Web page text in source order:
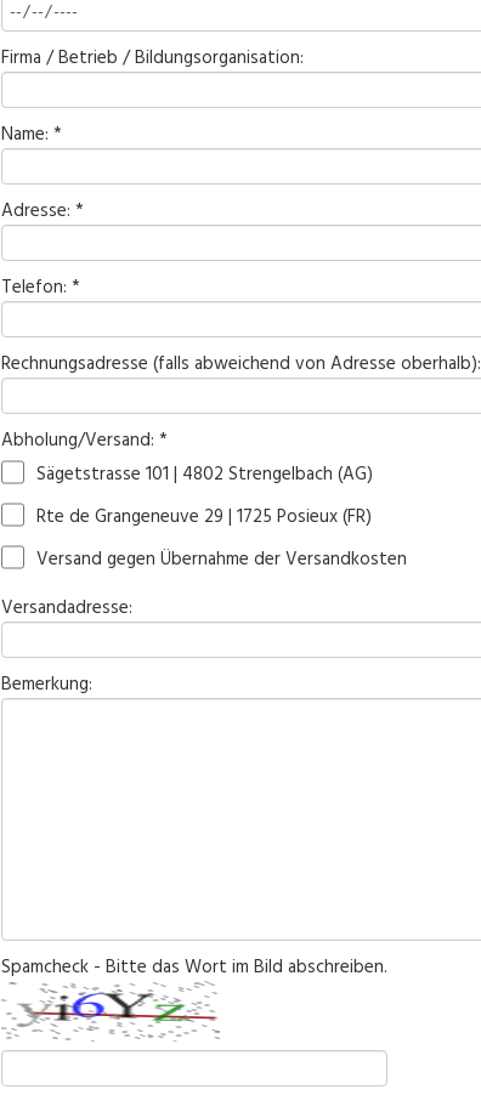
Firma / Betrieb / Bildungsorganisation:
Name: *
Adresse: *
Telefon: *
Rechnungsadresse (falls abweichend von Adresse oberhalb):
Abholung/Versand: *
Sägetstrasse 101 | 4802 Strengelbach (AG)
Rte de Grangeneuve 29 | 1725 Posieux (FR)
Versand gegen Übernahme der Versandkosten
Versandadresse:
Bemerkung:
Spamcheck - Bitte das Wort im Bild abschreiben.